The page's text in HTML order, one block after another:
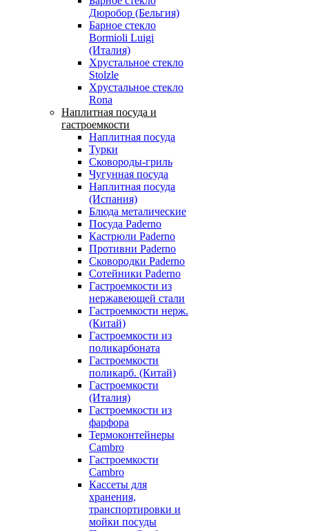
Дюробор (Бельгия)
Барное стекло
Bormioli Luigi
(Италия)
Хрустальное стекло
Stolzle
Хрустальное стекло
Rona
Наплитная посуда и
гастроемкости
Наплитная посуда
Турки
Сковороды-гриль
Чугунная посуда
Наплитная посуда
(Испания)
Блюда металические
Посуда Paderno
Кастрюли Paderno
Противни Paderno
Сковородки Paderno
Сотейники Paderno
Гастроемкости из
нержавеющей стали
Гастроемкости нерж.
(Китай)
Гастроемкости из
поликарбоната
Гастроемкости
поликарб. (Китай)
Гастроемкости
(Италия)
Гастроемкости из
фарфора
Термоконтейнеры
Cambro
Гастроемкости
Cambro
Кассеты для
хранения,
транспортировки и
мойки посуды